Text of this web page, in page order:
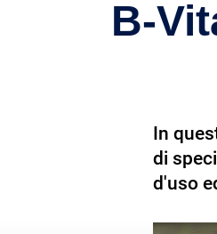
B-
In
di
d'uso